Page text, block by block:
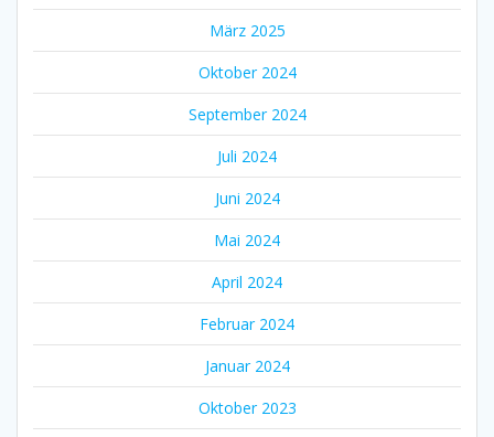
März 2025
Oktober 2024
September 2024
Juli 2024
Juni 2024
Mai 2024
April 2024
Februar 2024
Januar 2024
Oktober 2023